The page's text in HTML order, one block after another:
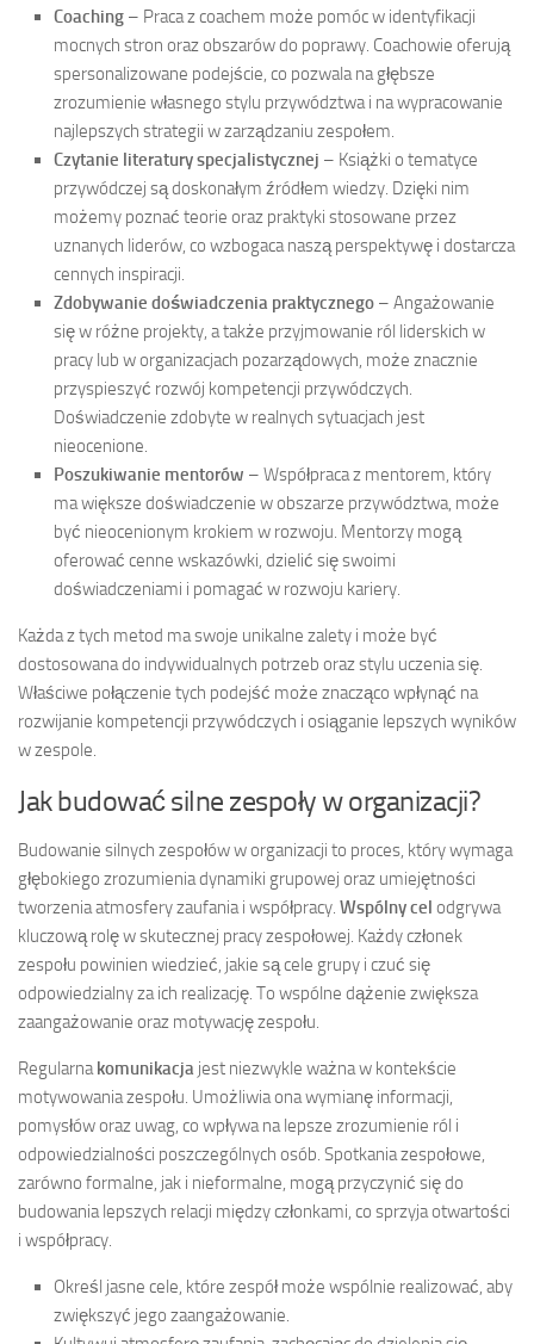
Coaching – Praca z coachem może pomóc w identyfikacji
mocnych stron oraz obszarów do poprawy. Coachowie oferują
spersonalizowane podejście, co pozwala na głębsze
zrozumienie własnego stylu przywództwa i na wypracowanie
najlepszych strategii w zarządzaniu zespołem.
Czytanie literatury specjalistycznej – Książki o tematyce
przywódczej są doskonałym źródłem wiedzy. Dzięki nim
możemy poznać teorie oraz praktyki stosowane przez
uznanych liderów, co wzbogaca naszą perspektywę i dostarcza
cennych inspiracji.
Zdobywanie doświadczenia praktycznego – Angażowanie
się w różne projekty, a także przyjmowanie ról liderskich w
pracy lub w organizacjach pozarządowych, może znacznie
przyspieszyć rozwój kompetencji przywódczych.
Doświadczenie zdobyte w realnych sytuacjach jest
nieocenione.
Poszukiwanie mentorów – Współpraca z mentorem, który
ma większe doświadczenie w obszarze przywództwa, może
być nieocenionym krokiem w rozwoju. Mentorzy mogą
oferować cenne wskazówki, dzielić się swoimi
doświadczeniami i pomagać w rozwoju kariery.
Każda z tych metod ma swoje unikalne zalety i może być
dostosowana do indywidualnych potrzeb oraz stylu uczenia się.
Właściwe połączenie tych podejść może znacząco wpłynąć na
rozwijanie kompetencji przywódczych i osiąganie lepszych wyników
w zespole.
Jak budować silne zespoły w organizacji?
Budowanie silnych zespołów w organizacji to proces, który wymaga
głębokiego zrozumienia dynamiki grupowej oraz umiejętności
tworzenia atmosfery zaufania i współpracy. Wspólny cel odgrywa
kluczową rolę w skutecznej pracy zespołowej. Każdy członek
zespołu powinien wiedzieć, jakie są cele grupy i czuć się
odpowiedzialny za ich realizację. To wspólne dążenie zwiększa
zaangażowanie oraz motywację zespołu.
Regularnakomunikacja jest niezwykle ważna w kontekście
motywowania zespołu. Umożliwia ona wymianę informacji,
pomysłów oraz uwag, co wpływa na lepsze zrozumienie ról i
odpowiedzialności poszczególnych osób. Spotkania zespołowe,
zarówno formalne, jak i nieformalne, mogą przyczynić się do
budowania lepszych relacji między członkami, co sprzyja otwartości
i współpracy.
Określ jasne cele, które zespół może wspólnie realizować, aby
zwiększyć jego zaangażowanie.